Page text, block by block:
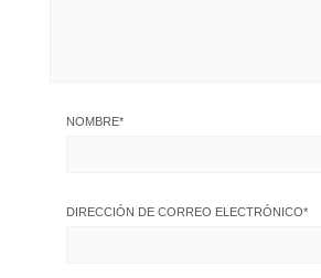
NOMBRE*
DIRECCIÓN DE CORREO ELECTRÓNICO*